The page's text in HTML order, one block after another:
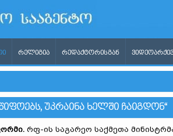
ᲠᲔᲚᲘᲒᲘᲐ ᲠᲔᲓᲐᲥᲢᲝᲠᲘᲡᲒᲐᲜ
ᲣᲙᲠᲐᲘᲜᲐ ᲮᲔᲚᲨᲘ ᲩᲐᲘᲒᲓᲝᲜ“
რფ-ის საგარეო საქმეთა